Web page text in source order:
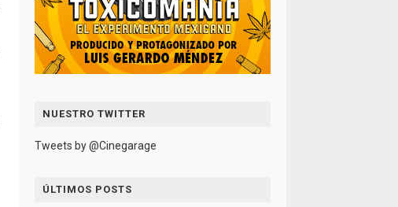
NUESTRO TWITTER
Tweets by @Cinegarage
ÚLTIMOS POSTS